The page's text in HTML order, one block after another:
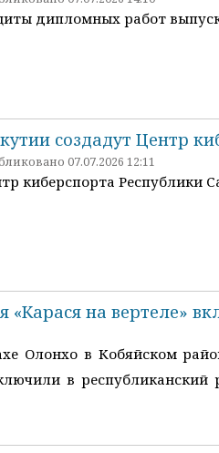
дипломных работ
создадут Центр
07.07.2026 12:11
киберспорта Республики
«Карася на вертеле»
Олонхо в Кобяйском
в